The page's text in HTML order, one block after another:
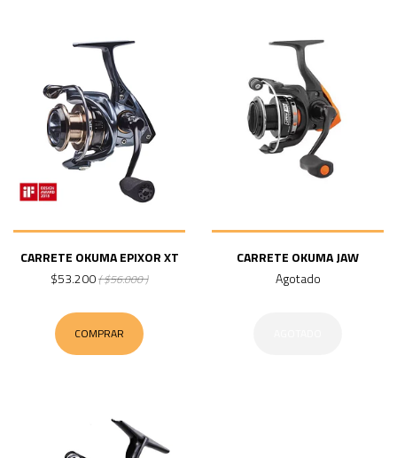
CARRETE OKUMA EPIXOR XT
$53.200( $56.000 )
COMPRAR
CARRETE OKUMA JAW
Agotado